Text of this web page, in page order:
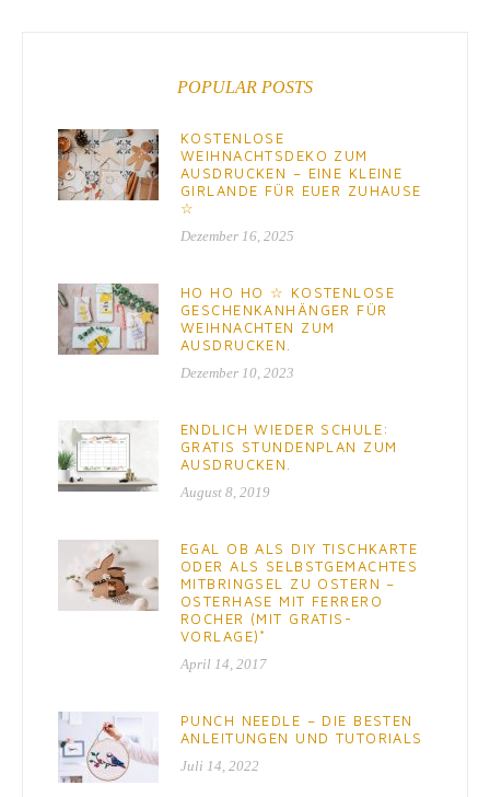
POPULAR POSTS
KOSTENLOSE
WEIHNACHTSDEKO ZUM
AUSDRUCKEN – EINE KLEINE
GIRLANDE FÜR EUER ZUHAUSE
☆
Dezember 16, 2025
HO HO HO ☆ KOSTENLOSE
GESCHENKANHÄNGER FÜR
WEIHNACHTEN ZUM
AUSDRUCKEN.
Dezember 10, 2023
ENDLICH WIEDER SCHULE:
GRATIS STUNDENPLAN ZUM
AUSDRUCKEN.
August 8, 2019
EGAL OB ALS DIY TISCHKARTE
ODER ALS SELBSTGEMACHTES
MITBRINGSEL ZU OSTERN –
OSTERHASE MIT FERRERO
ROCHER (MIT GRATIS-
VORLAGE)*
April 14, 2017
PUNCH NEEDLE – DIE BESTEN
ANLEITUNGEN UND TUTORIALS
Juli 14, 2022